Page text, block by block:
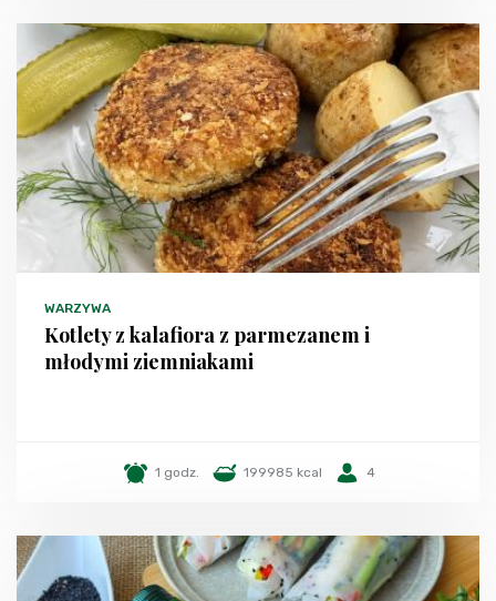
WARZYWA
Kotlety z kalafiora z parmezanem i
młodymi ziemniakami
1 godz. 199985 kcal 4